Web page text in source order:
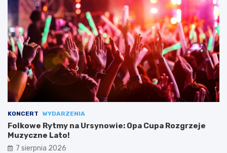
KONCERT WYDARZENIA
Folkowe Rytmy na Ursynowie: Opa Cupa Rozgrzeje
Muzyczne Lato!
7 sierpnia 2026